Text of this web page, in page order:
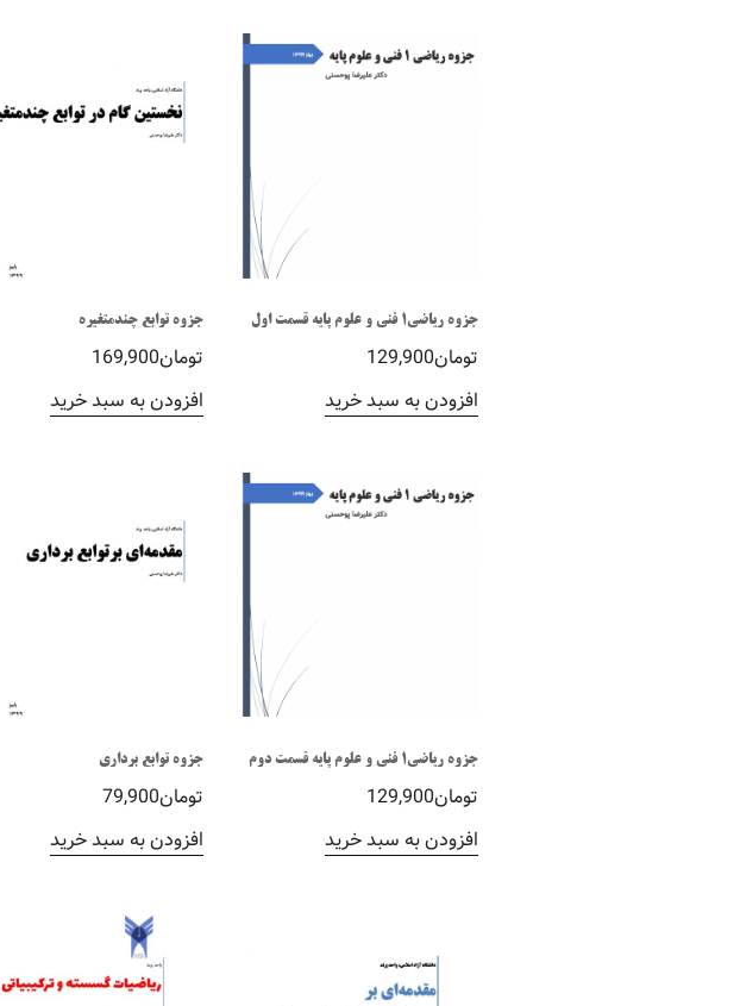
جزوه ریاضی1 فنی و علوم پایه قسمت اول
تومان129,900
افزودن به سبد خرید
جزوه توابع چندمتغیره
تومان169,900
افزودن به سبد خرید
جزوه ریاضی1 فنی و علوم پایه قسمت دوم
تومان129,900
افزودن به سبد خرید
جزوه توابع برداری
تومان79,900
افزودن به سبد خرید